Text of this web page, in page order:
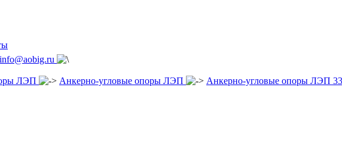
info@aobig.ru
ЛЭП Анкерно-угловые опоры ЛЭП
Анкерно-угловые опоры ЛЭП